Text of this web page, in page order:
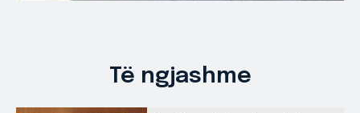
Të ngjashme